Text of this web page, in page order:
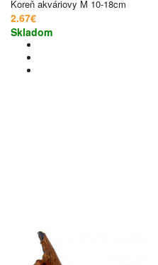
Koreň akváriovy M 10-18cm
2.67€
Skladom